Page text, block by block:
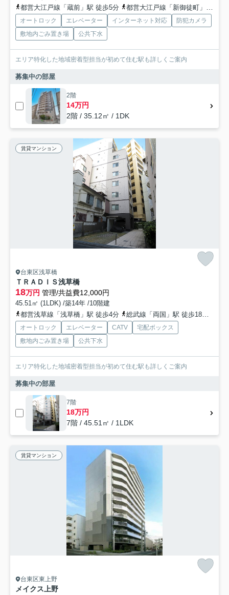
都営大江戸線「蔵前」駅 徒歩5分
都営大江戸線「新御徒町」駅 徒歩14分
オートロック エレベーター インターネット対応
防犯カメラ
敷地内ごみ置き場
公共下水
エリア特化した地域密着型担当が初めて住む駅も詳しくご案内
募集中の部屋
2階
14万円
2階 / 35.12㎡ / 1DK
賃貸マンション
台東区浅草橋
ＴＲＡＤＩＳ浅草橋
18万円 管理/共益費12,000円
45.51㎡ (1LDK) /築14年 /10階建
都営浅草線「浅草橋」駅 徒歩4分
総武線「両国」駅 徒歩18分
オートロック エレベーター CATV
宅配ボックス
敷地内ごみ置き場
公共下水
エリア特化した地域密着型担当が初めて住む駅も詳しくご案内
募集中の部屋
7階
18万円
7階 / 45.51㎡ / 1LDK
賃貸マンション
台東区東上野
メイクス上野